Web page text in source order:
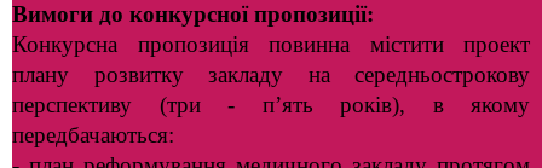
Вимоги до конкурсної пропозиції:
Конкурсна пропозиція повинна містити проект
плану розвитку закладу на середньострокову
перспективу (три - п’ять років), в якому
передбачаються: